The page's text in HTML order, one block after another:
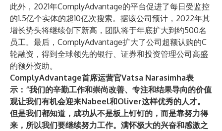
此外，2021年ComplyAdvantage的平台促进了每日受监控
的1.5亿个实体的超10亿次搜索。据该公司预计，2022年其
增长势头将继续创下新高，团队将于年底扩大到约500名
员工。最后，ComplyAdvantage扩大了公司超额认购的C
轮融资，得到全球领先的银行、证券和投资管理公司高盛
的额外资助。
ComplyAdvantage首席运营官Vatsa Narasimha表
示：“我们的辛勤工作和崇尚改善、专注和结果导向的价值
观让我们有机会迎来Nabeel和Oliver这样优秀的人才。
但是我们都知道，成功从不是板上钉钉的，而是靠努力得
来，所以我们要继续努力工作。满怀极大的兴奋和感激之